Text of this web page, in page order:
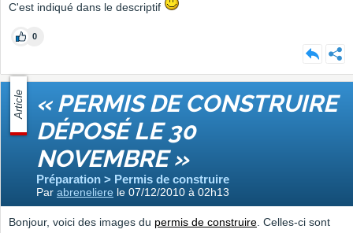
C'est indiqué dans le descriptif
0
Article « PERMIS DE CONSTRUIRE
DÉPOSÉ LE 30
NOVEMBRE »
Préparation > Permis de construire
Par abreneliere le 07/12/2010 à 02h13
Bonjour, voici des images du permis de construire. Celles-ci sont